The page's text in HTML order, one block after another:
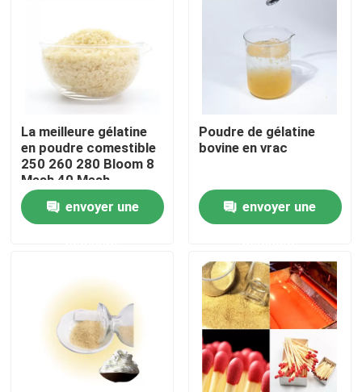
À propos de nous
Visite de l'usine
Contrôle de la qualité
Nous contacter
Demandez un devis
Poudre de gélatine de catégorie comestible
Poudre comestible de gélatine
La meilleure gélatine
en poudre comestible
250 260 280 Bloom 8
Mesh 40 Mesh
envoyer une
Poudre de gélatine
bovine en vrac
envoyer une